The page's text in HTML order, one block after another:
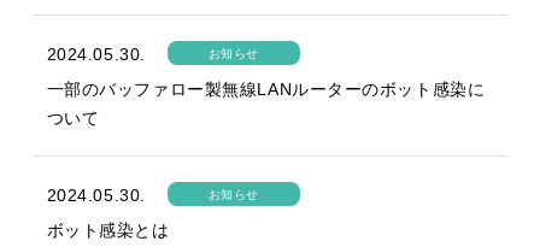
2024.05.30. お知らせ
一部のバッファロー製無線LANルーターのボット感染に
ついて
2024.05.30. お知らせ
ボット感染とは